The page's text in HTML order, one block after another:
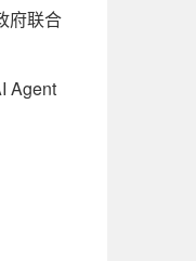
府联合
Agent